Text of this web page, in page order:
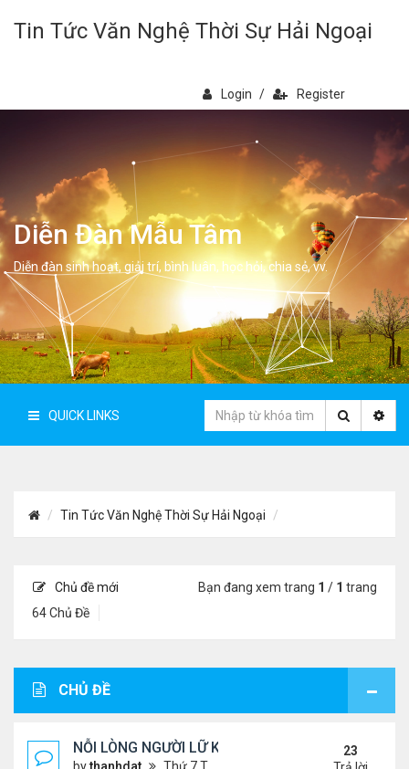
Tin Tức Văn Nghệ Thời Sự Hải Ngoại
Login / Register
Diễn Đàn Mẫu Tâm
Diễn đàn sinh hoạt, giải trí, bình luân, học hỏi, chia sẻ, vv.
QUICK LINKS
Tin Tức Văn Nghệ Thời Sự Hải Ngoại
Chủ đề mới
64 Chủ Đề
Bạn đang xem trang 1 / 1 trang
CHỦ ĐỀ
NỖI LÒNG NGƯỜI LỮ KHÁCH !!!
23